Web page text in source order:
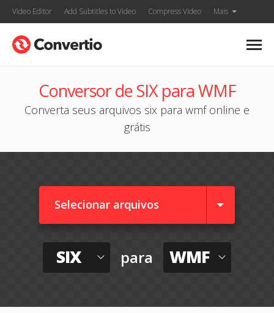
Video Editor Add Subtitles to Video Compress Video Mais
Conversor de SIX para WMF
Converta seus arquivos six para wmf online e
grátis
Selecionar arquivos
SIX para WMF